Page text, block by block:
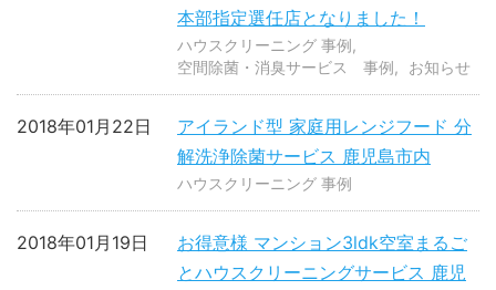
本部指定選任店となりました！
ハウスクリーニング 事例
空間除菌・消臭サービス 事例
お知らせ
アイランド型 家庭用レンジフード 分
解洗浄除菌サービス 鹿児島市内
2018年01月22日
ハウスクリーニング 事例
お得意様 マンション3ldk空室まるご
とハウスクリーニングサービス 鹿児
2018年01月19日